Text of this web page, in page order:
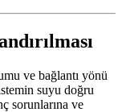
ve bağlantı yönü
suyu doğru
sorunlarına ve